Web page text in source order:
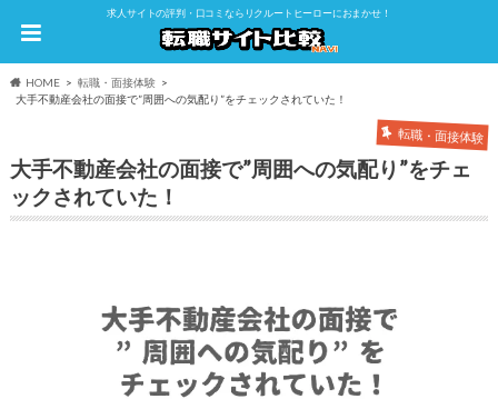
求人サイトの評判・口コミならリクルートヒーローにおまかせ！
HOME
転職・面接体験
大手不動産会社の面接で”周囲への気配り”をチェックされていた！
転職・面接体験
大手不動産会社の面接で”周囲への気配り”をチェ
ックされていた！